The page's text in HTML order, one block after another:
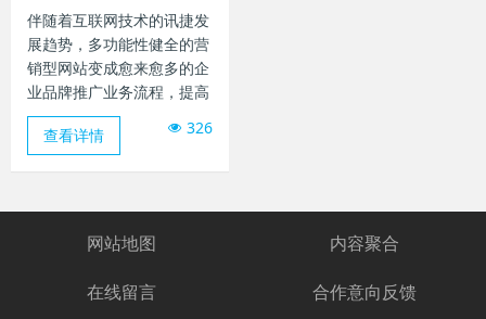
​伴随着互联网技术的讯捷发
展趋势，多功能性健全的营
销型网站变成愈来愈多的企
业品牌推广业务流程，提高
商品名气和销售量的极致质
粒载体，对比于传统式网
力，可以传送用户大量的商
品信息，保持好的转换实际
效果，但并不是全部的公司
营销网站都能够得到盈利，
早期的基本建设及中后期的
326
查看详情
网站地图 内容聚合
在线留言 合作意向反馈